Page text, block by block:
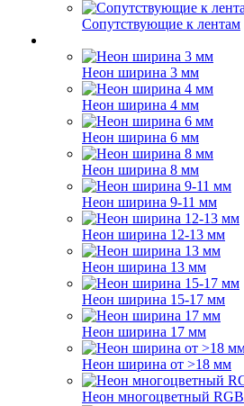
Сопутствующие к лентам
Неон ширина 3 мм
Неон ширина 4 мм
Неон ширина 6 мм
Неон ширина 8 мм
Неон ширина 9-11 мм
Неон ширина 12-13 мм
Неон ширина 13 мм
Неон ширина 15-17 мм
Неон ширина 17 мм
Неон ширина от >18 мм
Неон многоцветный RGB